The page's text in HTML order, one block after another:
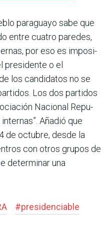
paraguayo sabe que
entre cuatro paredes,
por eso es imposi­
presidente o el
los candidatos no se
Los dos parti­dos
Nacional Repu­
Añadió que
de octubre, desde la
con otros grupos de
determinar una
#presidenciable